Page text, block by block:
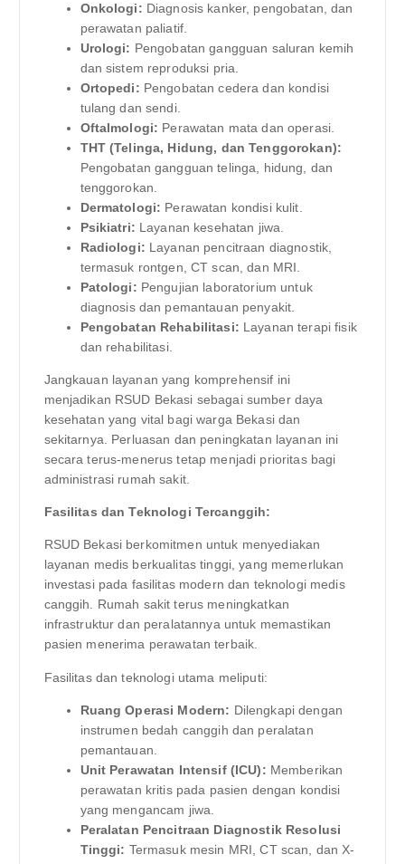
Onkologi: Diagnosis kanker, pengobatan, dan
perawatan paliatif.
Urologi: Pengobatan gangguan saluran kemih
dan sistem reproduksi pria.
Ortopedi: Pengobatan cedera dan kondisi
tulang dan sendi.
Oftalmologi: Perawatan mata dan operasi.
THT (Telinga, Hidung, dan Tenggorokan):
Pengobatan gangguan telinga, hidung, dan
tenggorokan.
Dermatologi: Perawatan kondisi kulit.
Psikiatri: Layanan kesehatan jiwa.
Radiologi: Layanan pencitraan diagnostik,
termasuk rontgen, CT scan, dan MRI.
Patologi: Pengujian laboratorium untuk
diagnosis dan pemantauan penyakit.
Pengobatan Rehabilitasi: Layanan terapi fisik
dan rehabilitasi.
Jangkauan layanan yang komprehensif ini
menjadikan RSUD Bekasi sebagai sumber daya
kesehatan yang vital bagi warga Bekasi dan
sekitarnya. Perluasan dan peningkatan layanan ini
secara terus-menerus tetap menjadi prioritas bagi
administrasi rumah sakit.
Fasilitas dan Teknologi Tercanggih:
RSUD Bekasi berkomitmen untuk menyediakan
layanan medis berkualitas tinggi, yang memerlukan
investasi pada fasilitas modern dan teknologi medis
canggih. Rumah sakit terus meningkatkan
infrastruktur dan peralatannya untuk memastikan
pasien menerima perawatan terbaik.
Fasilitas dan teknologi utama meliputi:
Ruang Operasi Modern: Dilengkapi dengan
instrumen bedah canggih dan peralatan
pemantauan.
Unit Perawatan Intensif (ICU): Memberikan
perawatan kritis pada pasien dengan kondisi
yang mengancam jiwa.
Peralatan Pencitraan Diagnostik Resolusi
Tinggi: Termasuk mesin MRI, CT scan, dan X-